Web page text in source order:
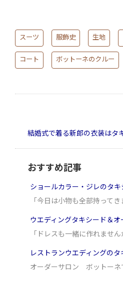
スーツ 服飾史 生地
コート ボットーネのクルー
結婚式で着る新郎の衣装はタ
おすすめ記事
ショールカラー・ジレのタキ
「今日は小物も全部持って
ウエディングタキシード＆オ
「ドレスも一緒に作れませ
レストランウエディングの
オーダーサロン ボットーネ